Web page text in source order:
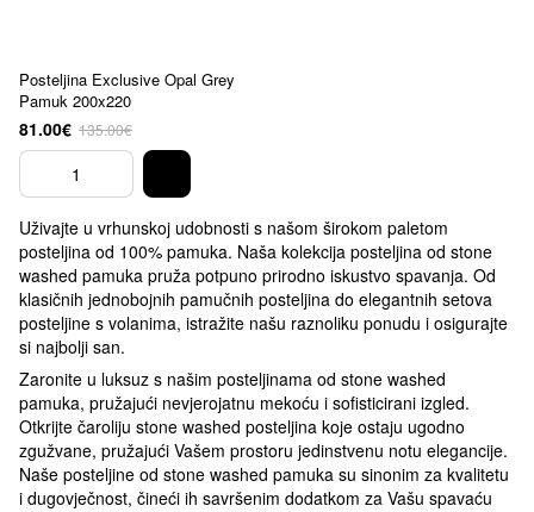
Posteljina Exclusive Opal Grey
Pamuk 200x220
81.00€ 135.00€
Uživajte u vrhunskoj udobnosti s našom širokom paletom
posteljina od 100% pamuka. Naša kolekcija posteljina od stone
washed pamuka pruža potpuno prirodno iskustvo spavanja. Od
klasičnih jednobojnih pamučnih posteljina do elegantnih setova
posteljine s volanima, istražite našu raznoliku ponudu i osigurajte
si najbolji san.
Zaronite u luksuz s našim posteljinama od stone washed
pamuka, pružajući nevjerojatnu mekoću i sofisticirani izgled.
Otkrijte čaroliju stone washed posteljina koje ostaju ugodno
zgužvane, pružajući Vašem prostoru jedinstvenu notu elegancije.
Naše posteljine od stone washed pamuka su sinonim za kvalitetu
i dugovječnost, čineći ih savršenim dodatkom za Vašu spavaću